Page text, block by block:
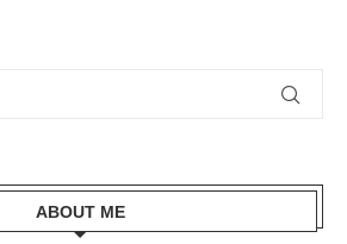
ABOUT ME